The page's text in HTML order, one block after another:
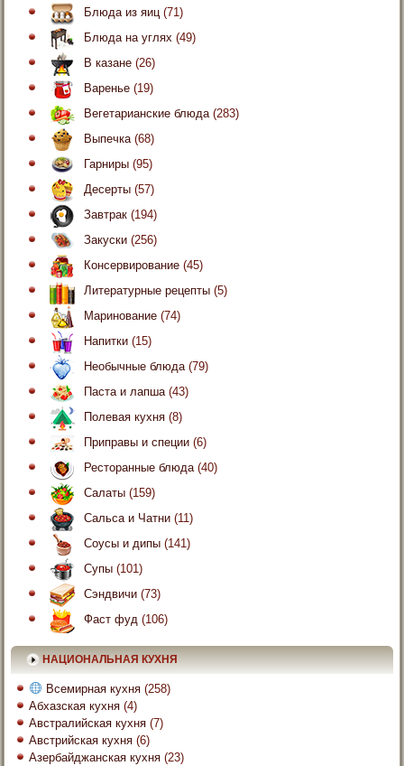
Блюда из яиц(71)
Блюда на углях (49)
В казане (26)
Варенье (19)
Вегетарианские блюда(283)
Выпечка(68)
Гарниры (95)
Десерты (57)
Завтрак (194)
Закуски (256)
Консервирование (45)
Литературные рецепты (5)
Маринование (74)
Напитки (15)
Необычные блюда(79)
Паста и лапша(43)
Полевая кухня (8)
Приправы и специи (6)
Ресторанные блюда(40)
Салаты (159)
Сальса и Чатни (11)
Соусы и дипы (141)
Супы (101)
Сэндвичи (73)
Фаст фуд (106)
НАЦИОНАЛЬНАЯ КУХНЯ
Всемирная кухня (258)
Абхазская кухня (4)
Австралийская кухня (7)
Австрийская кухня (6)
Азербайджанская кухня (23)